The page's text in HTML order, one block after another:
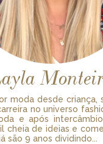
moda desde criança,
no universo
e após
cheia de ideias e
são 9 anos dividindo...